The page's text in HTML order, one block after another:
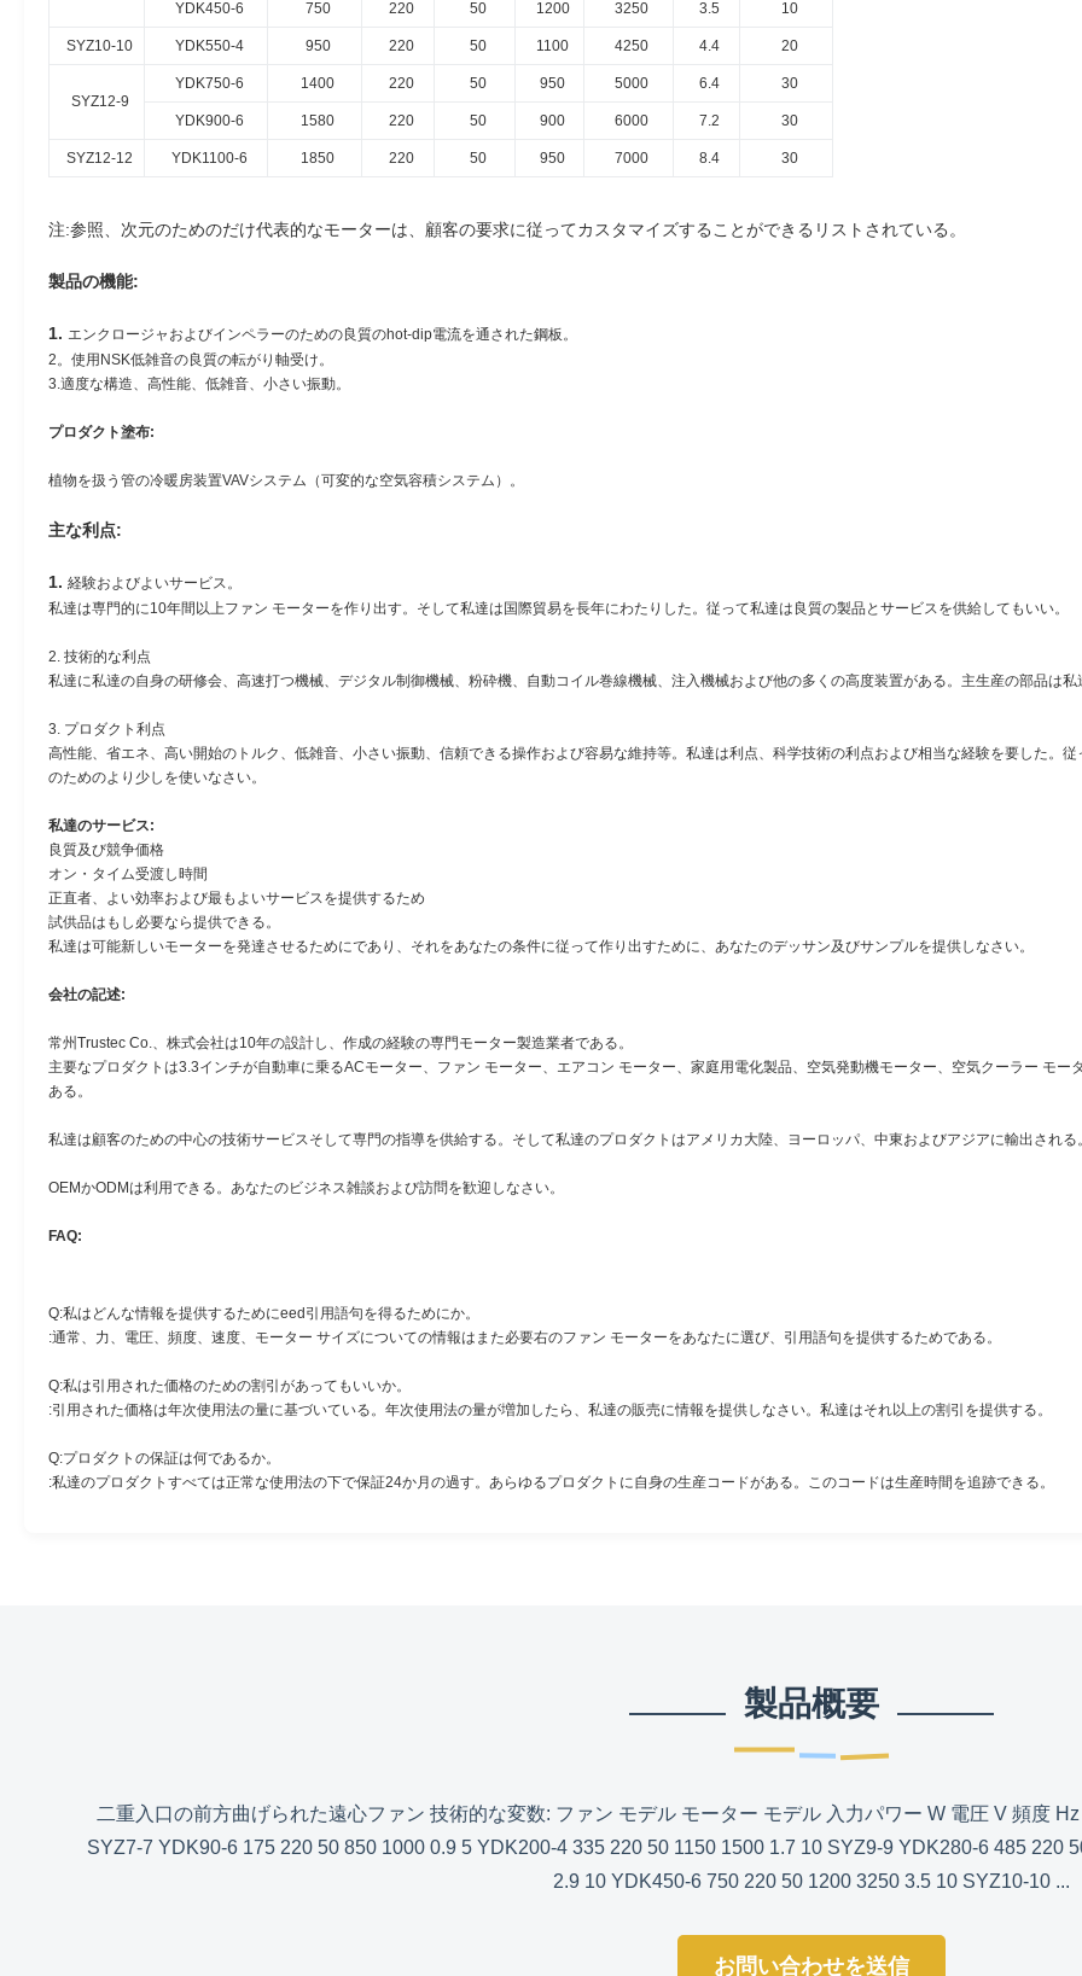
YDK450-6 750 220 50 1200 3250 3.5 10
SYZ10-10 YDK550-4 950 220 50 1100 4250 4.4 20
SYZ12-9
YDK750-6 1400 220 50 950 5000 6.4 30
YDK900-6 1580 220 50 900 6000 7.2 30
SYZ12-12 YDK1100-6 1850 220 50 950 7000 8.4 30
注:参照、次元のためのだけ代表的なモーターは、顧客の要求に従ってカスタマイズすることができるリストされている。
製品の機能:
1. エンクロージャおよびインペラーのための良質のhot-dip電流を通された鋼板。
2。使用NSK低雑音の良質の転がり軸受け。
3.適度な構造、高性能、低雑音、小さい振動。
プロダクト塗布:
植物を扱う管の冷暖房装置VAVシステム（可変的な空気容積システム）。
主な利点:
1. 経験およびよいサービス。
私達は専門的に10年間以上ファン モーターを作り出す。そして私達は国際貿易を長年にわたりした。従って私達は良質の製品とサービスを供給してもいい。
2. 技術的な利点
私達に私達の自身の研修会、高速打つ機械、デジタル制御機械、粉砕機、自動コイル巻線機械、注入機械および他の多くの高度装置がある。主生産の部品は私
3. プロダクト利点
高性能、省エネ、高い開始のトルク、低雑音、小さい振動、信頼できる操作および容易な維持等。私達は利点、科学技術の利点および相当な経験を要した。
のためのより少しを使いなさい。
私達のサービス:
良質及び競争価格
オン・タイム受渡し時間
正直者、よい効率および最もよいサービスを提供するため
試供品はもし必要なら提供できる。
私達は可能新しいモーターを発達させるためにであり、それをあなたの条件に従って作り出すために、あなたのデッサン及びサンプルを提供しなさい。
会社の記述:
常州Trustec Co.、株式会社は10年の設計し、作成の経験の専門モーター製造業者である。
主要なプロダクトは3.3インチが自動車に乗るACモーター、ファン モーター、エアコン モーター、家庭用電化製品、空気発動機モーター、空気クーラー モ
ある。
私達は顧客のための中心の技術サービスそして専門の指導を供給する。そして私達のプロダクトはアメリカ大陸、ヨーロッパ、中東およびアジアに輸出される。
OEMかODMは利用できる。あなたのビジネス雑談および訪問を歓迎しなさい。
FAQ:
Q:私はどんな情報を提供するためにeed引用語句を得るためにか。
:通常、力、電圧、頻度、速度、モーター サイズについての情報はまた必要右のファン モーターをあなたに選び、引用語句を提供するためである。
Q:私は引用された価格のための割引があってもいいか。
:引用された価格は年次使用法の量に基づいている。年次使用法の量が増加したら、私達の販売に情報を提供しなさい。私達はそれ以上の割引を提供する。
Q:プロダクトの保証は何であるか。
:私達のプロダクトすべては正常な使用法の下で保証24か月の過す。あらゆるプロダクトに自身の生産コードがある。このコードは生産時間を追跡できる。
製品概要
二重入口の前方曲げられた遠心ファン 技術的な変数: ファン モデル モーター モデル 入力パワー W 電圧 V 頻度
SYZ7-7 YDK90-6 175 220 50 850 1000 0.9 5 YDK200-4 335 220 50 1150 1500 1.7 10 SYZ9-9 YDK280-6 485 220
2.9 10 YDK450-6 750 220 50 1200 3250 3.5 10 SYZ10-10 ...
お問い合わせを送信